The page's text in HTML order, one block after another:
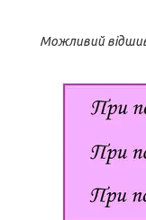
Можливий